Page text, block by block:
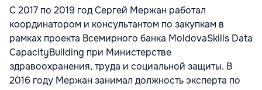
С 2017 по 2019 год Сергей Мержан работал
координатором и консультантом по закупкам в
рамках проекта Всемирного банка MoldovaSkills Data
CapacityBuilding при Министерстве
здравоохранения, труда и социальной защиты. В
2016 году Мержан занимал должность эксперта по